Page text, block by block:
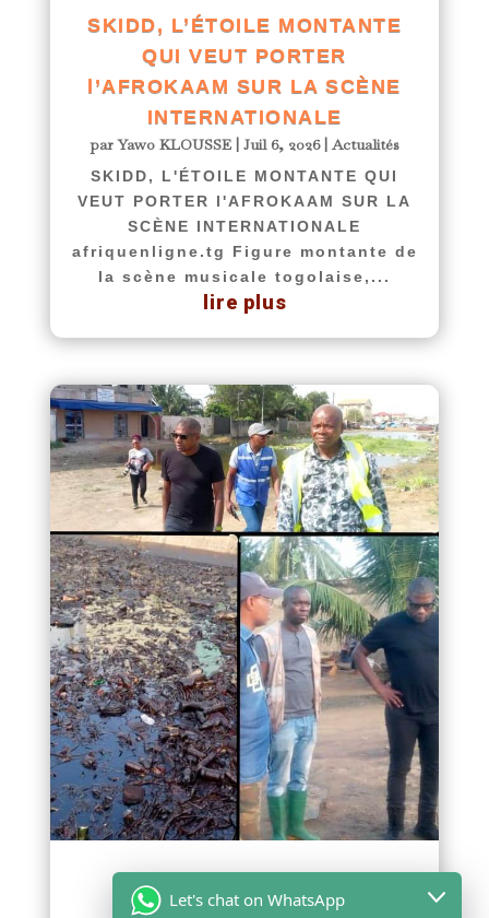
SKIDD, L’ÉTOILE MONTANTE
QUI VEUT PORTER
l’AFROKAAM SUR LA SCÈNE
INTERNATIONALE
parYawo KLOUSSE| Juil 6, 2026|Actualités
SKIDD, L'ÉTOILE MONTANTE QUI
VEUT PORTER l'AFROKAAM SUR LA
SCÈNE INTERNATIONALE
afriquenligne.tg Figure montante de
la scène musicale togolaise,...
lire plus
TOGO / GESTION POST-
Let's chat on WhatsApp